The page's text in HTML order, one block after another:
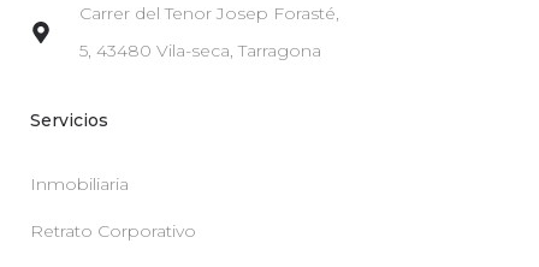
Carrer del Tenor Josep Forasté,
5, 43480 Vila-seca, Tarragona
Servicios
Inmobiliaria
Retrato Corporativo